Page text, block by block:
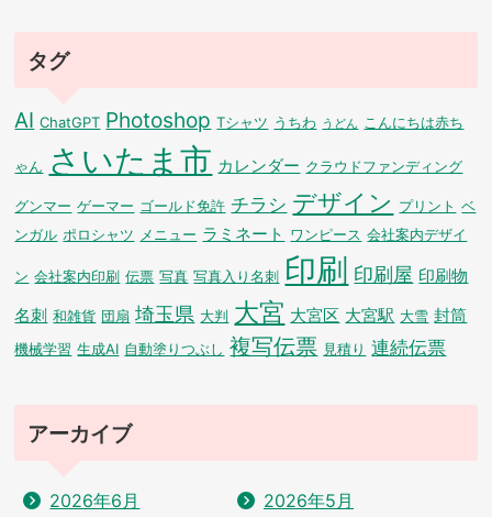
タグ
AI ChatGPT Photoshop Tシャツ うちわ うどん こんにちは赤ち
ゃん さいたま市 カレンダー クラウドファンディング
グンマー ゲーマー ゴールド免許 チラシ デザイン プリント ベ
ンガル ポロシャツ メニュー ラミネート ワンピース 会社案内デザイ
ン 会社案内印刷 伝票 写真 写真入り名刺 印刷 印刷屋 印刷物
名刺 和雑貨 団扇 埼玉県 大判 大宮 大宮区 大宮駅 大雪 封筒
機械学習 生成AI 自動塗りつぶし 複写伝票 見積り 連続伝票
アーカイブ
2026年6月
2026年5月